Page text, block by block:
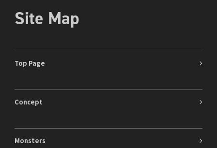
Site Map
Top Page
Concept
Monsters